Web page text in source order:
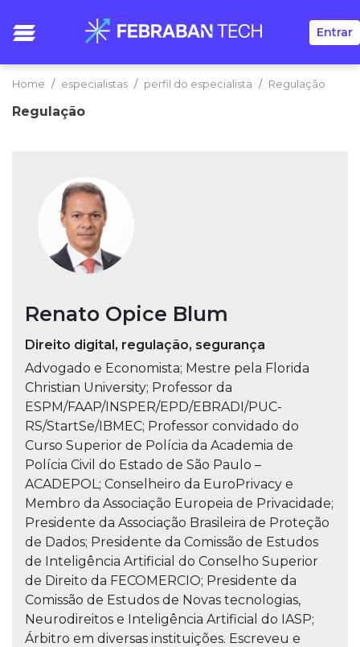
Entrar
Home especialistas perfil do especialista Regulação
Regulação
Renato Opice Blum
Direito digital, regulação, segurança
Advogado e Economista; Mestre pela Florida
Christian University; Professor da
ESPM/FAAP/INSPER/EPD/EBRADI/PUC-
RS/StartSe/IBMEC; Professor convidado do
Curso Superior de Polícia da Academia de
Polícia Civil do Estado de São Paulo –
ACADEPOL; Conselheiro da EuroPrivacy e
Membro da Associação Europeia de Privacidade;
Presidente da Associação Brasileira de Proteção
de Dados; Presidente da Comissão de Estudos
de Inteligência Artificial do Conselho Superior
de Direito da FECOMERCIO; Presidente da
Comissão de Estudos de Novas tecnologias,
Neurodireitos e Inteligência Artificial do IASP;
Árbitro em diversas instituições. Escreveu e